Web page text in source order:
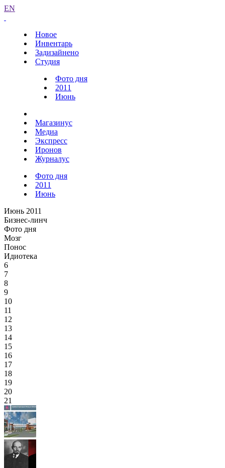
EN
Новое
Инвентарь
Задизайнено
Студия
Фото дня
2011
Июнь
Магазинус
Медиа
Экспресс
Иронов
Журналус
Фото дня
2011
Июнь
Июнь 2011
Бизнес-линч
Фото дня
Мозг
Понос
Идиотека
6
7
8
9
10
11
12
13
14
15
16
17
18
19
20
21